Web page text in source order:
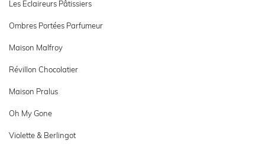
Les Éclaireurs Pâtissiers
Ombres Portées Parfumeur
Maison Malfroy
Révillon Chocolatier
Maison Pralus
Oh My Gone
Violette & Berlingot